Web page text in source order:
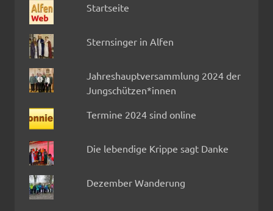
Startseite
Sternsinger in Alfen
Jahreshauptversammlung 2024 der
Jungschützen*innen
Termine 2024 sind online
Die lebendige Krippe sagt Danke
Dezember Wanderung